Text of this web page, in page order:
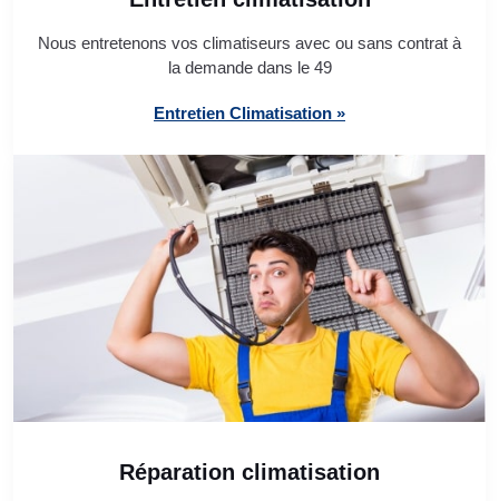
Nous entretenons vos climatiseurs avec ou sans contrat à
la demande dans le 49
Entretien Climatisation »
Réparation climatisation